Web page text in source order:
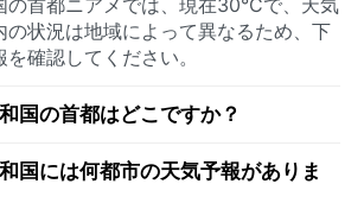
の状況は地域によって異なるため、下
確認してください。
国の首都はどこですか？
国には何都市の天気予報がありま